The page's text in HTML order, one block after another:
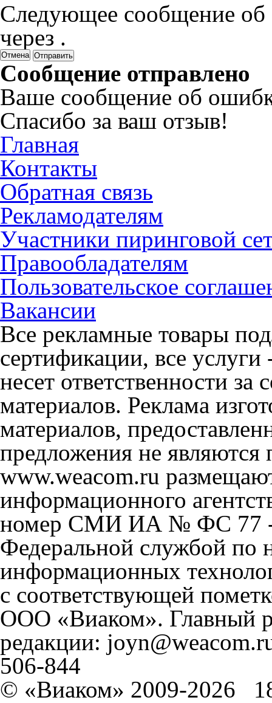
Следующее сообщение об
через .
Отмена
Сообщение отправлено
Ваше сообщение об
Спасибо за ваш отзыв!
Главная
Контакты
Обратная связь
Рекламодателям
Участники пиринговой
Правообладателям
Пользовательское
Вакансии
Все рекламные товары
сертификации, все
несет ответственности
материалов. Реклама
материалов,
предложения не
www.weacom.ru
информационного
номер СМИ ИА № ФС 77 -
Федеральной службой по
информационных
с соответствующей
ООО «Виаком». Главный
редакции:
506-844
© «Виаком» 2009-2026